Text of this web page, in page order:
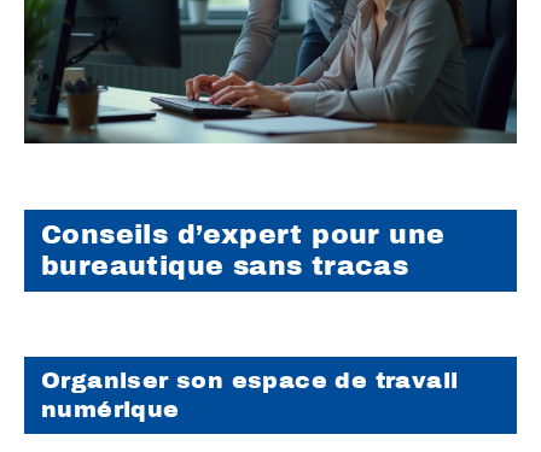
Conseils d’expert pour une
bureautique sans tracas
Organiser son espace de travail
numérique